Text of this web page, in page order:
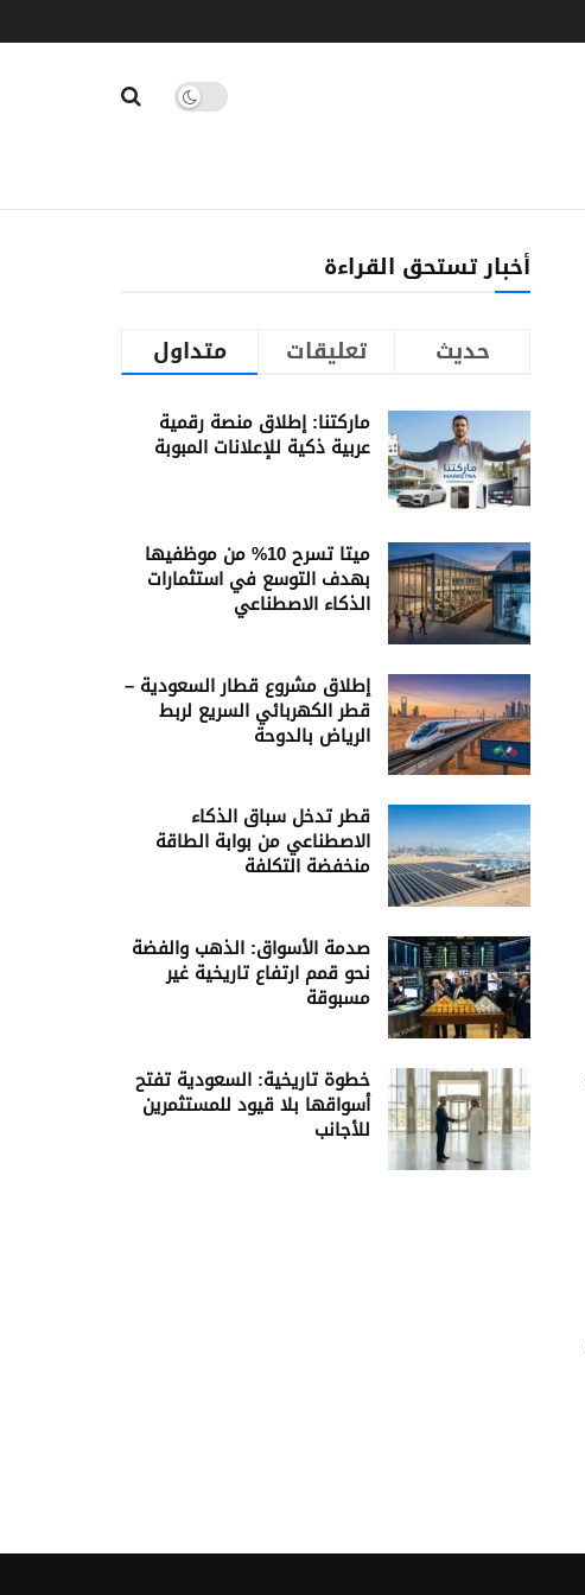
أخبار تستحق القراءة
متداول تعليقات حديث
ماركتنا: إطلاق منصة رقمية
عربية ذكية للإعلانات المبوبة
ميتا تسرح 10% من موظفيها
بهدف التوسع في استثمارات
الذكاء الاصطناعي
إطلاق مشروع قطار السعودية –
قطر الكهربائي السريع لربط
الرياض بالدوحة
قطر تدخل سباق الذكاء
الاصطناعي من بوابة الطاقة
منخفضة التكلفة
صدمة الأسواق: الذهب والفضة
نحو قمم ارتفاع تاريخية غير
مسبوقة
خطوة تاريخية: السعودية تفتح
أسواقها بلا قيود للمستثمرين
للأجانب